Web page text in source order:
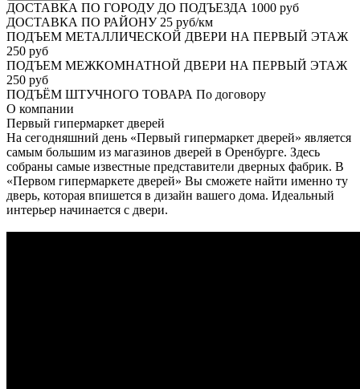
ДОСТАВКА ПО ГОРОДУ ДО ПОДЪЕЗДА 1000 руб
ДОСТАВКА ПО РАЙОНУ25 руб/км
ПОДЪЕМ МЕТАЛЛИЧЕСКОЙ ДВЕРИ НА ПЕРВЫЙ ЭТАЖ
250 руб
ПОДЪЕМ МЕЖКОМНАТНОЙ ДВЕРИ НА ПЕРВЫЙ ЭТАЖ
250 руб
ПОДЪЁМ ШТУЧНОГО ТОВАРА По договору
О компании
Первый гипермаркет дверей
На сегодняшний день «Первый гипермаркет дверей» является
самым большим из магазинов дверей в Оренбурге. Здесь
собраны самые известные представители дверных фабрик. В
«Первом гипермаркете дверей» Вы сможете найти именно ту
дверь, которая впишется в дизайн вашего дома. Идеальный
интерьер начинается с двери.